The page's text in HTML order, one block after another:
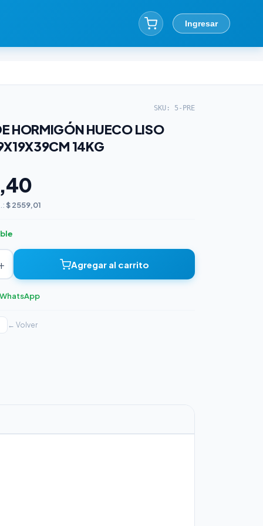
Ingresar
SKU: 5-PRE
HORMIGÓN HUECO LISO
14KG
$ 2559,01
Agregar al carrito
← Volver